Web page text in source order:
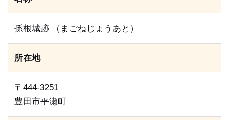
孫根城跡 （まごねじょうあと）
所在地
〒444-3251
豊田市平瀬町